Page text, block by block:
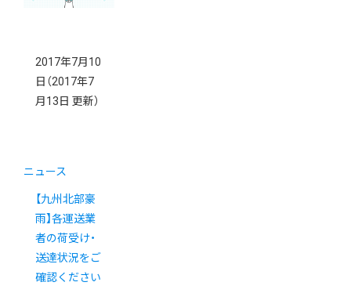
2017年7月10
日 （2017年7
月13日 更新）
ニュース
【九州北部豪
雨】各運送業
者の荷受け・
送達状況をご
確認ください